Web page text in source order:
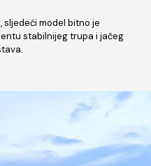
sljedeći model bitno je
stabilnijeg trupa i jačeg